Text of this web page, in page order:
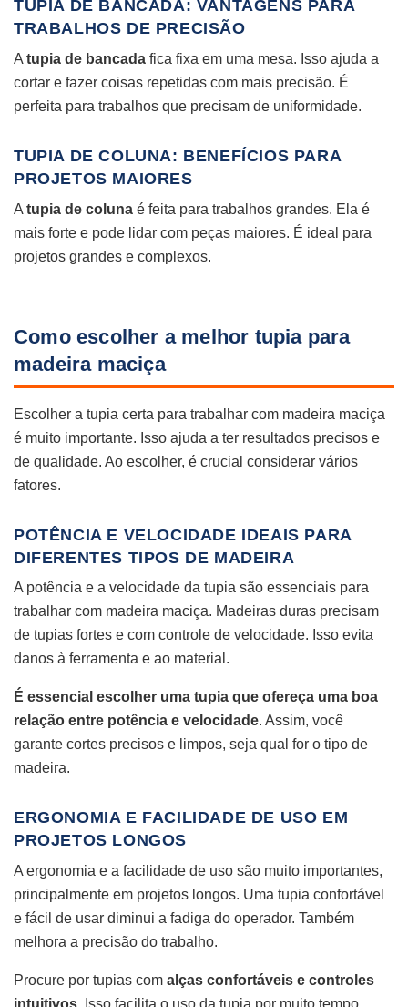
TUPIA DE BANCADA: VANTAGENS PARA
TRABALHOS DE PRECISÃO
A tupia de bancada fica fixa em uma mesa. Isso ajuda a
cortar e fazer coisas repetidas com mais precisão. É
perfeita para trabalhos que precisam de uniformidade.
TUPIA DE COLUNA: BENEFÍCIOS PARA
PROJETOS MAIORES
A tupia de coluna é feita para trabalhos grandes. Ela é
mais forte e pode lidar com peças maiores. É ideal para
projetos grandes e complexos.
Como escolher a melhor tupia para
madeira maciça
Escolher a tupia certa para trabalhar com madeira maciça
é muito importante. Isso ajuda a ter resultados precisos e
de qualidade. Ao escolher, é crucial considerar vários
fatores.
POTÊNCIA E VELOCIDADE IDEAIS PARA
DIFERENTES TIPOS DE MADEIRA
A potência e a velocidade da tupia são essenciais para
trabalhar com madeira maciça. Madeiras duras precisam
de tupias fortes e com controle de velocidade. Isso evita
danos à ferramenta e ao material.
É essencial escolher uma tupia que ofereça uma boa
relação entre potência e velocidade. Assim, você
garante cortes precisos e limpos, seja qual for o tipo de
madeira.
ERGONOMIA E FACILIDADE DE USO EM
PROJETOS LONGOS
A ergonomia e a facilidade de uso são muito importantes,
principalmente em projetos longos. Uma tupia confortável
e fácil de usar diminui a fadiga do operador. Também
melhora a precisão do trabalho.
Procure por tupias com alças confortáveis e controles